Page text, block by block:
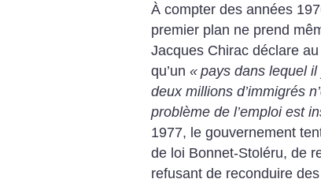
À compter des années
premier plan ne prend
Jacques Chirac déclare
qu’un « pays dans lequel
deux millions d’immigrés
problème de l’emploi est
1977, le gouvernement
de loi Bonnet-Stoléru, de
refusant de reconduire